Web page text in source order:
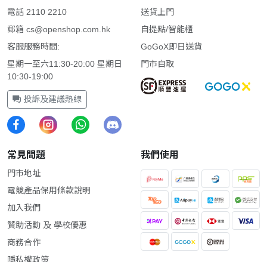
電話 2110 2210
郵箱 cs@openshop.com.hk
客服服務時間:
星期一至六11:30-20:00 星期日
10:30-19:00
投訴及建議熱線
送貨上門
自提點/智能櫃
GoGoX即日送貨
門市自取
常見問題
門市地址
電競產品保用條款說明
加入我們
贊助活動 及 學校優惠
商務合作
隱私權政策
我們使用